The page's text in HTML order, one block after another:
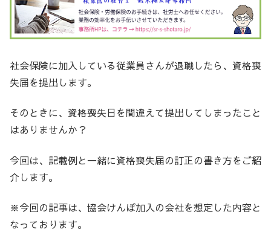
社会保険に加入している従業員さんが退職したら、資格喪
失届を提出します。
そのときに、資格喪失日を間違えて提出してしまったこと
はありませんか？
今回は、記載例と一緒に資格喪失届の訂正の書き方をご紹
介します。
※今回の記事は、協会けんぽ加入の会社を想定した内容と
なっております。